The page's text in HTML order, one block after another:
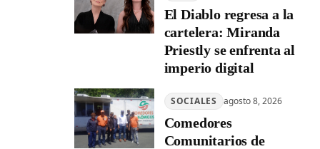
El Diablo regresa a la
cartelera: Miranda
Priestly se enfrenta al
imperio digital
SOCIALES agosto 8, 2026
Comedores
Comunitarios de